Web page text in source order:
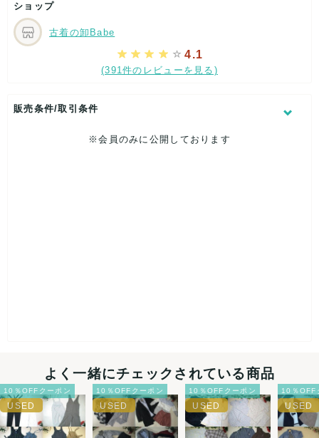
します。
出荷までに最短3日～最大30日程度の日数がかかる場合がござ
います。
お急ぎの方は、ご購入手続き前に商品ページ画像下の【この商
品について問い合わせる】よりお問い合わせ下さい。
在庫状況を確認後、おおよその出荷日数の目安をお知らせいた
但し、出荷日数の保証をするものではございません。
【発送方法】
ショップ
古着の卸Babe
4.1
(391件のレビューを見る)
販売条件/取引条件
※会員のみに公開しております
よく一緒にチェックされている商品
10％OFFクーポン 10％OFFクーポン 10％OFFクーポン 10％OFF